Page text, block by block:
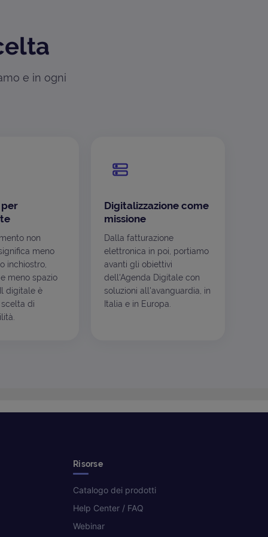
e in ogni
non
meno
inchiostro,
meno spazio
digitale è
di
Digitalizzazione come
missione
Dalla fatturazione
elettronica in poi, portiamo
avanti gli obiettivi
dell'Agenda Digitale con
soluzioni all'avanguardia, in
Italia e in Europa.
Risorse
Catalogo dei prodotti
Help Center / FAQ
Webinar